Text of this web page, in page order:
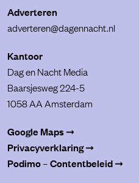
Adverteren
adverteren@dagennacht.nl
Kantoor
Dag en Nacht Media
Baarsjesweg 224-5
1058 AA Amsterdam
Google Maps ➞
Privacyverklaring ➞
Podimo – Contentbeleid ➞